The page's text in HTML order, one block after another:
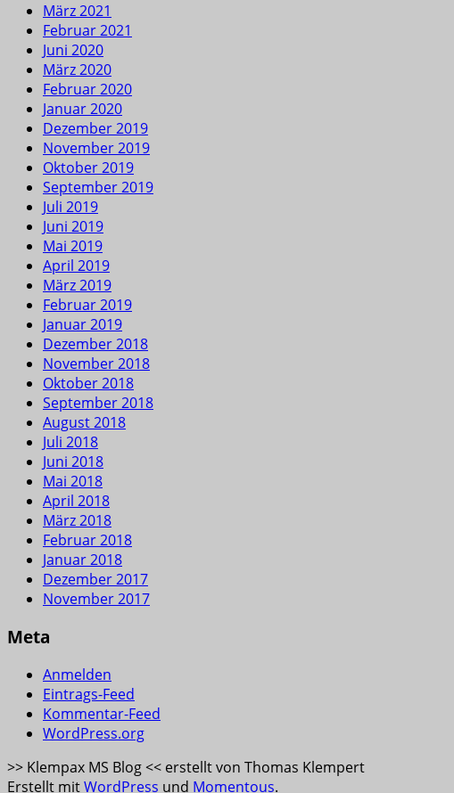
März 2021
Februar 2021
Juni 2020
März 2020
Februar 2020
Januar 2020
Dezember 2019
November 2019
Oktober 2019
September 2019
Juli 2019
Juni 2019
Mai 2019
April 2019
März 2019
Februar 2019
Januar 2019
Dezember 2018
November 2018
Oktober 2018
September 2018
August 2018
Juli 2018
Juni 2018
Mai 2018
April 2018
März 2018
Februar 2018
Januar 2018
Dezember 2017
November 2017
Meta
Anmelden
Eintrags-Feed
Kommentar-Feed
WordPress.org
>> Klempax MS Blog << erstellt von Thomas Klempert
Erstellt mitWordPress und Momentous.